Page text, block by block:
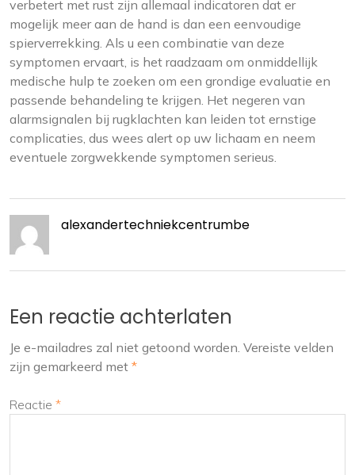
verbetert met rust zijn allemaal indicatoren dat er
mogelijk meer aan de hand is dan een eenvoudige
spierverrekking. Als u een combinatie van deze
symptomen ervaart, is het raadzaam om onmiddellijk
medische hulp te zoeken om een grondige evaluatie en
passende behandeling te krijgen. Het negeren van
alarmsignalen bij rugklachten kan leiden tot ernstige
complicaties, dus wees alert op uw lichaam en neem
eventuele zorgwekkende symptomen serieus.
alexandertechniekcentrumbe
Een reactie achterlaten
Je e-mailadres zal niet getoond worden. Vereiste velden
zijn gemarkeerd met *
Reactie *